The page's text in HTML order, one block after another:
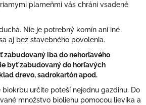
plameňmi vás chráni vsadené
Nie je potrebný komín ani iné
aj bez stavebného povolenia.
zabudovaný iba do nehorľavého
byť zabudovaný do horľavých
drevo, sadrokartón apod.
určite poteší nejednu gazdinu. Do
množstvo bioliehu pomocou lievika a